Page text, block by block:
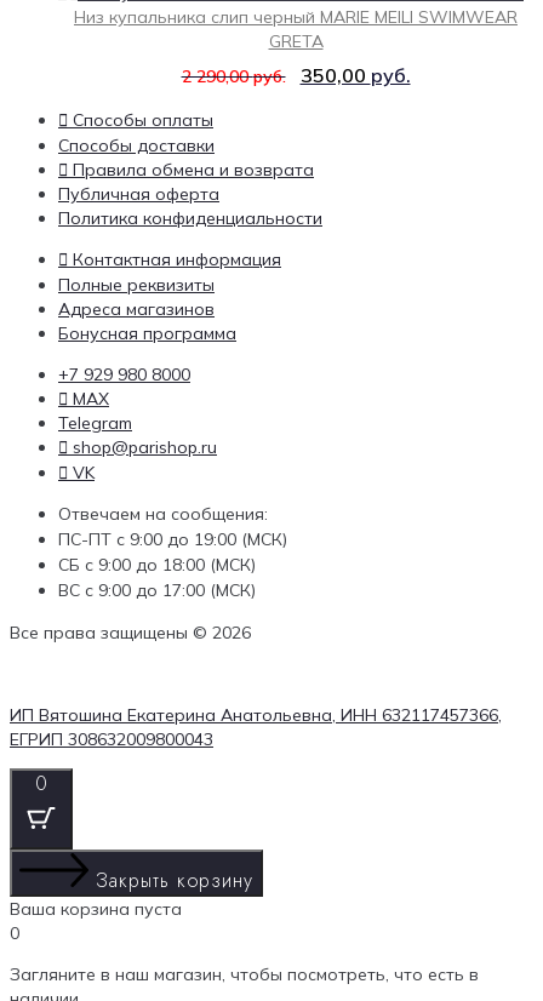
Низ купальника слип черный MARIE MEILI SWIMWEAR
GRETA
2 290,00руб. 350,00 руб.
Способы оплаты
Способы доставки
Правила обмена и возврата
Публичная оферта
Политика конфиденциальности
Контактная информация
Полные реквизиты
Адреса магазинов
Бонусная программа
+7 929 980 8000
MAX
Telegram
shop@parishop.ru
VK
Отвечаем на сообщения:
ПС-ПТ с 9:00 до 19:00 (МСК)
СБ с 9:00 до 18:00 (МСК)
ВС с 9:00 до 17:00 (МСК)
Все права защищены © 2026
ИП Вятошина Екатерина Анатольевна, ИНН 632117457366,
ЕГРИП 308632009800043
0
Закрыть корзину
Ваша корзина пуста
0
Загляните в наш магазин, чтобы посмотреть, что есть в